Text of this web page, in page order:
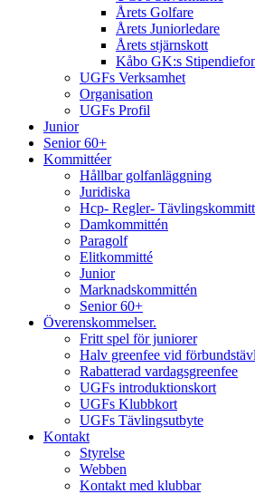
Årets Golfare
Årets Juniorledare
Årets stjärnskott
Kåbo GK:s
UGFs Verksamhet
Organisation
UGFs Profil
Junior
Senior 60+
Kommittéer
Hållbar golfanläggning
Juridiska
Hcp- Regler-
Damkommittén
Paragolf
Elitkommitté
Junior
Marknadskommittén
Senior 60+
Överenskommelser.
Fritt spel för juniorer
Halv greenfee vid
Rabatterad vardagsgreenfee
UGFs introduktionskort
UGFs Klubbkort
UGFs Tävlingsutbyte
Kontakt
Styrelse
Webben
Kontakt med klubbar